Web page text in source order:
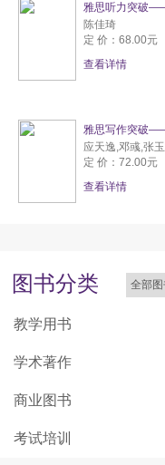
雅思听力突破
陈佳琦
定 价：68.00元
查看详情
雅思写作突破
应天逸,邓彧,张
定 价：72.00元
查看详情
图书分类 全部图
教学用书
学术著作
商业图书
考试培训